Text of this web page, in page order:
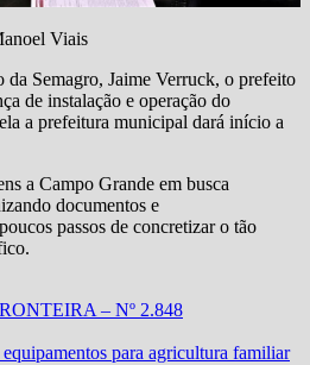
Viais
da Semagro, Jaime Verruck, o prefeito
de instalação e operação do
a prefeitura municipal dará início a
a Campo Grande em busca
documentos e
passos de concretizar o tão
– Nº 2.848
para agricultura familiar